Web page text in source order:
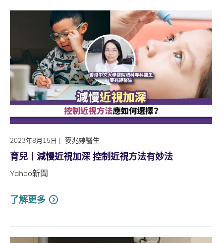
2023年8月15日 | 麥兆婷醫生
育兒丨減慢近視加深 控制近視方法有妙法
Yahoo新聞
了解更多